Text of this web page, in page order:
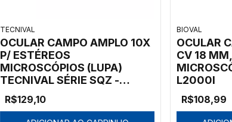
TECNIVAL
OCULAR CAMPO AMPLO 10X
P/ ESTÉREOS
MICROSCÓPIOS (LUPA)
TECNIVAL SÉRIE SQZ -
WF10X SQZ
R$129,10
BIOVAL
OCULAR
CV 18
L2000I
R$108,99